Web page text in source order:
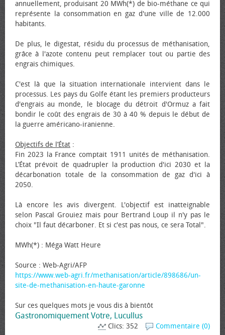
annuellement, produisant 20 MWh(*) de bio-méthane ce qui
représente la consommation en gaz d'une ville de 12.000
habitants.
De plus, le digestat, résidu du processus de méthanisation,
grâce à l'azote contenu peut remplacer tout ou partie des
engrais chimiques.
C'est là que la situation internationale intervient dans le
processus. Les pays du Golfe étant les premiers producteurs
d'engrais au monde, le blocage du détroit d'Ormuz a fait
bondir le coût des engrais de 30 à 40 % depuis le début de
la guerre américano-iranienne.
Objectifs de l’État :
Fin 2023 la France comptait 1911 unités de méthanisation.
L’État prévoit de quadrupler la production d'ici 2030 et la
décarbonation totale de la consommation de gaz d'ici à
2050.
Là encore les avis divergent. L'objectif est inatteignable
selon Pascal Grouiez mais pour Bertrand Loup il n'y pas le
choix "Il faut décarboner. Et si c'est pas nous, ce sera Total".
MWh(*) : Méga Watt Heure
Source : Web-Agri/AFP
https://www.web-agri.fr/methanisation/article/898686/un-
site-de-methanisation-en-haute-garonne
Sur ces quelques mots je vous dis à bientôt
Gastronomiquement Votre, Lucullus
Commentaire (0)
Clics: 352